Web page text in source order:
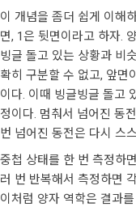
이 개념을 좀더 쉽게 이해
면, 1은 뒷면이라고 하자.
빙글 돌고 있는 상황과 비
확히 구분할 수 없고, 앞면
이다. 이때 빙글빙글 돌고
정이다. 멈춰서 넘어진 동
번 넘어진 동전은 다시 스
중첩 상태를 한 번 측정하
러 번 반복해서 측정하면
이처럼 양자 역학은 결과